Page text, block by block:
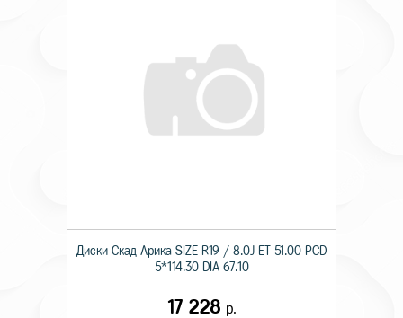
Диски Скад Арика SIZE R19 / 8.0J ET 51.00 PCD
5*114.30 DIA 67.10
17 228 р.